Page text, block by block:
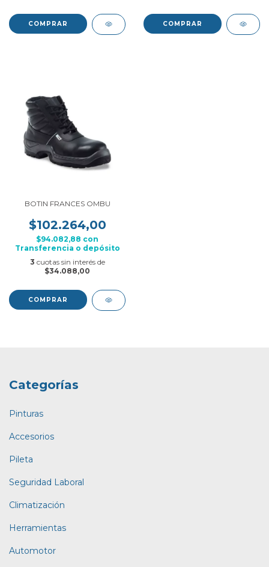
COMPRAR COMPRAR
BOTIN FRANCES OMBU
$102.264,00
$94.082,88 con
Transferencia o depósito
3 cuotas sin interés de
$34.088,00
COMPRAR
Categorías
Pinturas
Accesorios
Pileta
Seguridad Laboral
Climatización
Herramientas
Automotor